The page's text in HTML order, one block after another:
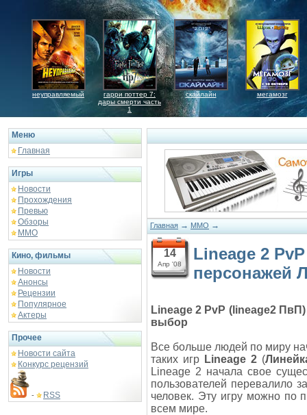
неуправляемый
гарри поттер 7:
дары смерти часть
1
скайлайн мегамозг
Меню
Главная
Игры
Новости
Прохождения
Превью
Обзоры
ММО
Кино, фильмы
Новости
Анонсы
Рецензии
Популярное
Актеры
Прочее
Новости сайта
Конкурс рецензий
- RSS
Главная → MMO →
14
Апр '08
Lineage 2
персонажей
Lineage 2 PvP (lineage2
выбор
Все больше людей по миру
таких игр Lineage 2 (
Lineage 2 начала свое
пользователей перевалило
человек. Эту игру можно по
всем мире.